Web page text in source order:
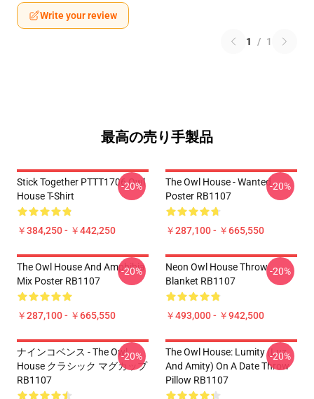
Write your review
1 / 1
最高の売り手製品
Stick Together PTTT1706 Owl
House T-Shirt
￥384,250 - ￥442,250
-20%
The Owl House - Wanted
Poster RB1107
￥287,100 - ￥665,550
-20%
The Owl House And Amphibia
Mix Poster RB1107
￥287,100 - ￥665,550
-20%
Neon Owl House Throw
Blanket RB1107
￥493,000 - ￥942,500
-20%
ナインコベンス - The Owl
House クラシック マグカップ
RB1107
-20%
The Owl House: Lumity (Luz
And Amity) On A Date Throw
Pillow RB1107
-20%